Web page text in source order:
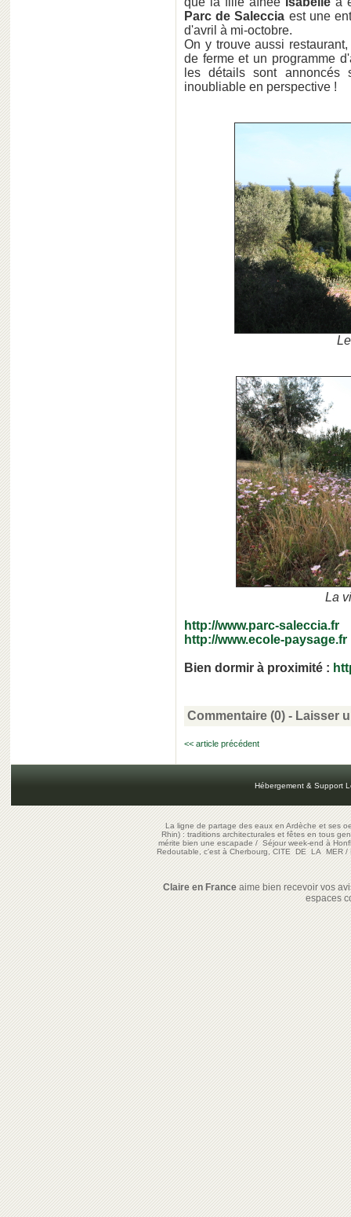
Parc de Saleccia est une
d'avril à mi-octobre.
On y trouve aussi
de ferme et un programme
les détails sont
inoubliable en perspective !
La
http://www.parc-saleccia.fr
http://www.ecole-paysage.fr
Bien dormir à proximité :
Commentaire (0) - Laisser
<< article précédent
Hébergement & Support
La ligne de partage des eaux en Ardèche et ses
Rhin) : traditions architecturales et fêtes en tous
mérite bien une escapade/Séjour week-end à
Redoutable, c'est à Cherbourg, CITE DE LA MER/
Claire en Franceaime bien recevoir vos
espaces